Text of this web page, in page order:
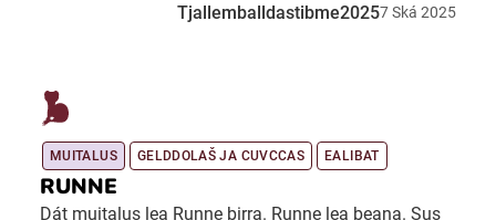
Tjallemballdastibme20257Ská 2025
MUITALUS GELDDOLAŠ JA CUVCCAS EALIBAT
RUNNE
Dát muitalus lea Runne birra. Runne lea beana. Sus